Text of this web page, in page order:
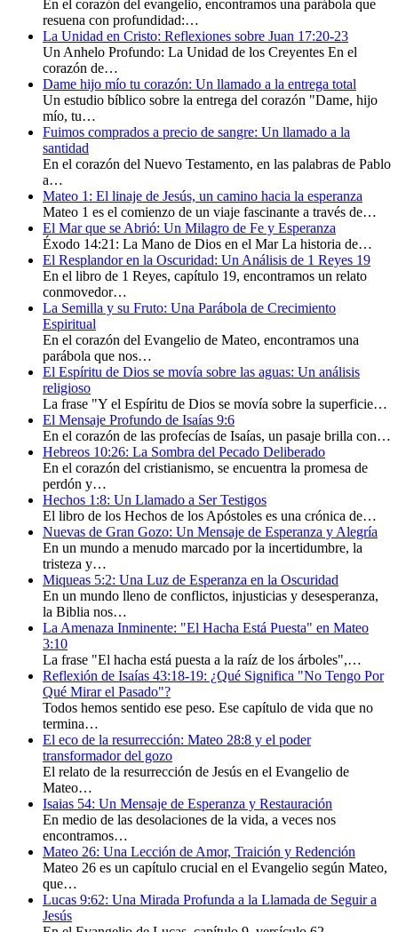
En el corazón del evangelio, encontramos una parábola que
resuena con profundidad:…
La Unidad en Cristo: Reflexiones sobre Juan 17:20-23
Un Anhelo Profundo: La Unidad de los Creyentes En el
corazón de…
Dame hijo mío tu corazón: Un llamado a la entrega total
Un estudio bíblico sobre la entrega del corazón "Dame, hijo
mío, tu…
Fuimos comprados a precio de sangre: Un llamado a la
santidad
En el corazón del Nuevo Testamento, en las palabras de Pablo
a…
Mateo 1: El linaje de Jesús, un camino hacia la esperanza
Mateo 1 es el comienzo de un viaje fascinante a través de…
El Mar que se Abrió: Un Milagro de Fe y Esperanza
Éxodo 14:21: La Mano de Dios en el Mar La historia de…
El Resplandor en la Oscuridad: Un Análisis de 1 Reyes 19
En el libro de 1 Reyes, capítulo 19, encontramos un relato
conmovedor…
La Semilla y su Fruto: Una Parábola de Crecimiento
Espiritual
En el corazón del Evangelio de Mateo, encontramos una
parábola que nos…
El Espíritu de Dios se movía sobre las aguas: Un análisis
religioso
La frase "Y el Espíritu de Dios se movía sobre la superficie…
El Mensaje Profundo de Isaías 9:6
En el corazón de las profecías de Isaías, un pasaje brilla con…
Hebreos 10:26: La Sombra del Pecado Deliberado
En el corazón del cristianismo, se encuentra la promesa de
perdón y…
Hechos 1:8: Un Llamado a Ser Testigos
El libro de los Hechos de los Apóstoles es una crónica de…
Nuevas de Gran Gozo: Un Mensaje de Esperanza y Alegría
En un mundo a menudo marcado por la incertidumbre, la
tristeza y…
Miqueas 5:2: Una Luz de Esperanza en la Oscuridad
En un mundo lleno de conflictos, injusticias y desesperanza,
la Biblia nos…
La Amenaza Inminente: "El Hacha Está Puesta" en Mateo
3:10
La frase "El hacha está puesta a la raíz de los árboles",…
Reflexión de Isaías 43:18-19: ¿Qué Significa "No Tengo Por
Qué Mirar el Pasado"?
Todos hemos sentido ese peso. Ese capítulo de vida que no
termina…
El eco de la resurrección: Mateo 28:8 y el poder
transformador del gozo
El relato de la resurrección de Jesús en el Evangelio de
Mateo…
Isaias 54: Un Mensaje de Esperanza y Restauración
En medio de las desolaciones de la vida, a veces nos
encontramos…
Mateo 26: Una Lección de Amor, Traición y Redención
Mateo 26 es un capítulo crucial en el Evangelio según Mateo,
que…
Lucas 9:62: Una Mirada Profunda a la Llamada de Seguir a
Jesús